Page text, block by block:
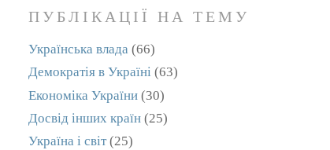
ПУБЛІКАЦІЇ НА ТЕМУ
Українська влада (66)
Демократія в Україні (63)
Економіка України (30)
Досвід інших країн (25)
Україна і світ (25)